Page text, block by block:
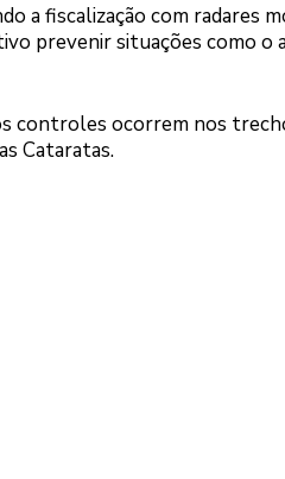
a fiscalização com radares
prevenir situações como
controles ocorrem nos
Cataratas.